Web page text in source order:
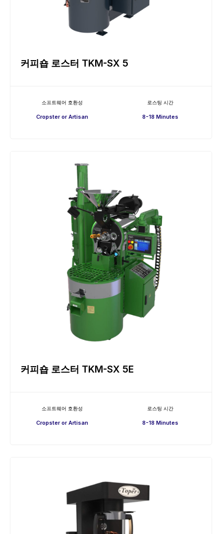
커피숍 로스터 TKM-SX 5
소프트웨어 호환성
Cropster or Artisan
로스팅 시간
8-18 Minutes
커피숍 로스터 TKM-SX 5E
소프트웨어 호환성
Cropster or Artisan
로스팅 시간
8-18 Minutes